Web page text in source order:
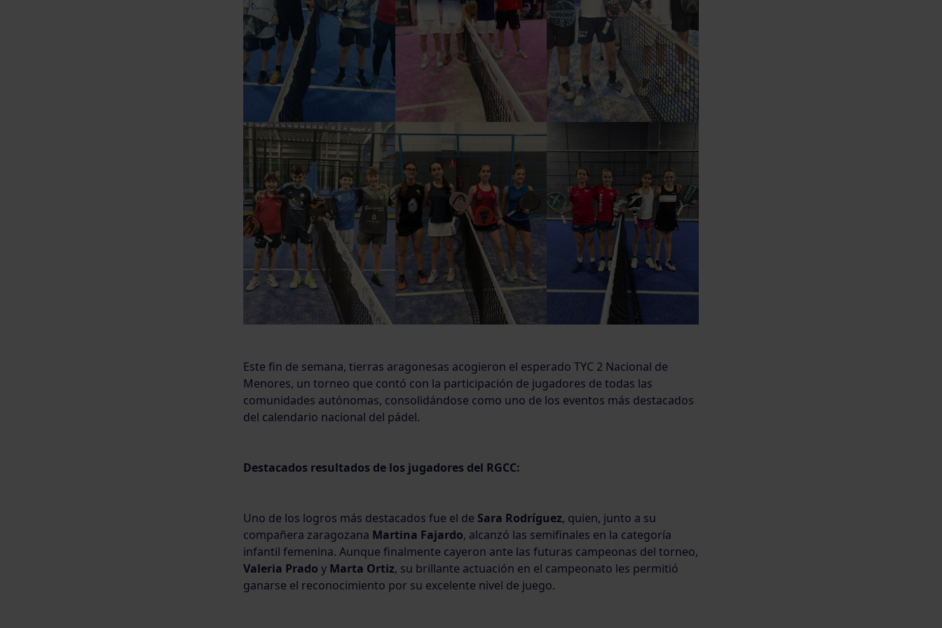
Este fin de semana, tierras aragonesas acogieron el esperado TYC 2 Nacional de
Menores, un torneo que contó con la participación de jugadores de todas las
comunidades autónomas, consolidándose como uno de los eventos más destacados
del calendario nacional del pádel.
Destacados resultados de los jugadores del RGCC:
Uno de los logros más destacados fue el de Sara Rodríguez, quien, junto a su
compañera zaragozana Martina Fajardo, alcanzó las semifinales en la categoría
infantil femenina. Aunque finalmente cayeron ante las futuras campeonas del torneo,
Valeria Prado y Marta Ortiz, su brillante actuación en el campeonato les permitió
ganarse el reconocimiento por su excelente nivel de juego.